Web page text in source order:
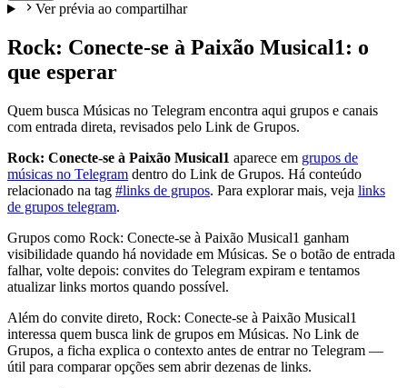
Ver prévia ao compartilhar
Rock: Conecte-se à Paixão Musical1: o
que esperar
Quem busca Músicas no Telegram encontra aqui grupos e canais
com entrada direta, revisados pelo Link de Grupos.
Rock: Conecte-se à Paixão Musical1 aparece em grupos de
músicas no Telegram dentro do Link de Grupos. Há conteúdo
relacionado na tag #links de grupos. Para explorar mais, veja links
de grupos telegram.
Grupos como Rock: Conecte-se à Paixão Musical1 ganham
visibilidade quando há novidade em Músicas. Se o botão de entrada
falhar, volte depois: convites do Telegram expiram e tentamos
atualizar links mortos quando possível.
Além do convite direto, Rock: Conecte-se à Paixão Musical1
interessa quem busca link de grupos em Músicas. No Link de
Grupos, a ficha explica o contexto antes de entrar no Telegram —
útil para comparar opções sem abrir dezenas de links.